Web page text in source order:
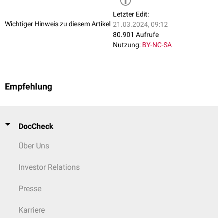
Wichtiger Hinweis zu diesem Artikel
Letzter Edit:
21.03.2024, 09:12
80.901 Aufrufe
Nutzung: BY-NC-SA
Empfehlung
DocCheck
Über Uns
Investor Relations
Presse
Karriere